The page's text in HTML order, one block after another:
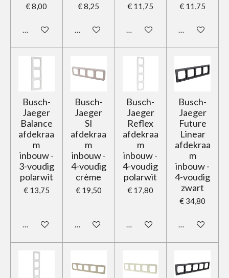
€ 8,00
In winkelwagen
€ 8,25
In winkelwagen
€ 11,75
In winkelwagen
€ 11,75
In
Busch-
Jaeger
Balance
afdekraa
m
inbouw -
3-voudig
polarwit
€ 13,75
In winkelwagen
Busch-
Jaeger
SI
afdekraa
m
inbouw -
4-voudig
crème
€ 19,50
In winkelwagen
Busch-
Jaeger
Reflex
afdekraa
m
inbouw -
4-voudig
polarwit
€ 17,80
In winkelwagen
Busch-
Jaeger
Future
Linear
afdekraa
m
inbouw -
4-voudig
zwart
€ 34,80
In